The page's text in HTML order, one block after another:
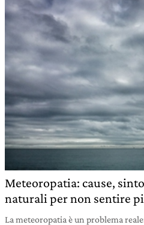
Meteoropatia: cause,
naturali per non sentire
La meteoropatia è un problema